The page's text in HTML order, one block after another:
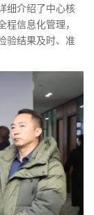
细介绍了中心核
信息化管理，
验结果及时、准